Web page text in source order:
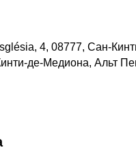
4, 08777, Сан-
де-Медиона, Альт